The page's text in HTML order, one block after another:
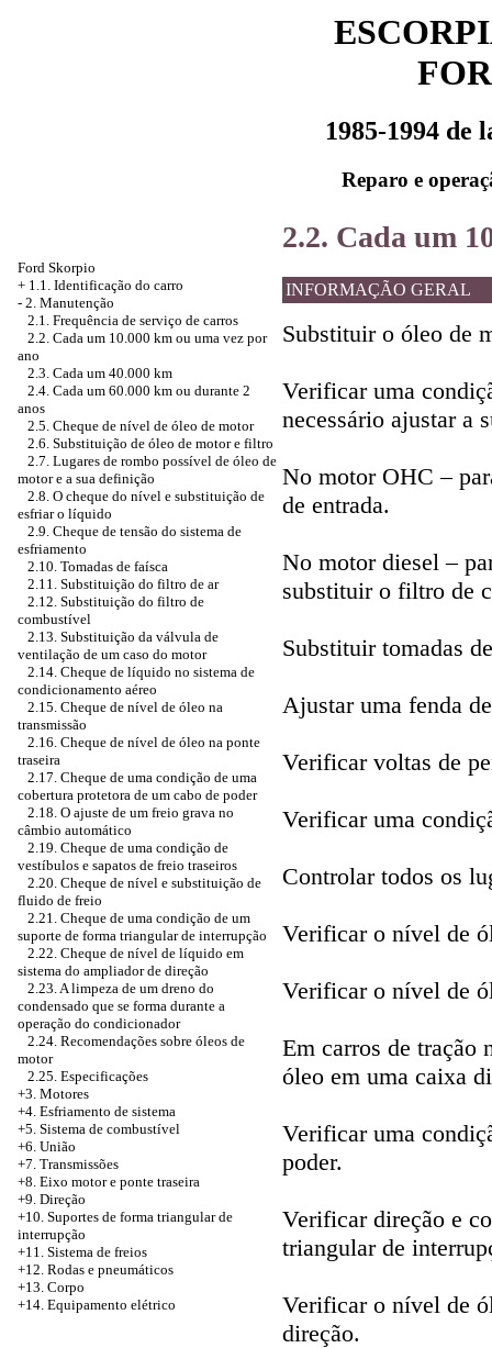
1985-1994 de
Reparo e
Ford Skorpio
+ 1.1. Identificação do carro
- 2. Manutenção
2.1. Frequência de serviço de carros
2.2. Cada um 10.000 km ou uma vez por
ano
2.3. Cada um 40.000 km
2.4. Cada um 60.000 km ou durante 2
anos
2.5. Cheque de nível de óleo de motor
2.6. Substituição de óleo de motor e filtro
2.7. Lugares de rombo possível de óleo de
motor e a sua definição
2.8. O cheque do nível e substituição de
esfriar o líquido
2.9. Cheque de tensão do sistema de
esfriamento
2.10. Tomadas de faísca
2.11. Substituição do filtro de ar
2.12. Substituição do filtro de
combustível
2.13. Substituição da válvula de
ventilação de um caso do motor
2.14. Cheque de líquido no sistema de
condicionamento aéreo
2.15. Cheque de nível de óleo na
transmissão
2.16. Cheque de nível de óleo na ponte
traseira
2.17. Cheque de uma condição de uma
cobertura protetora de um cabo de poder
2.18. O ajuste de um freio grava no
câmbio automático
2.19. Cheque de uma condição de
vestíbulos e sapatos de freio traseiros
2.20. Cheque de nível e substituição de
fluido de freio
2.21. Cheque de uma condição de um
suporte de forma triangular de interrupção
2.22. Cheque de nível de líquido em
sistema do ampliador de direção
2.23. A limpeza de um dreno do
condensado que se forma durante a
operação do condicionador
2.24. Recomendações sobre óleos de
motor
2.25. Especificações
+3. Motores
+4. Esfriamento de sistema
+5. Sistema de combustível
+6. União
+7. Transmissões
+8. Eixo motor e ponte traseira
+9. Direção
+10. Suportes de forma triangular de
interrupção
+11. Sistema de freios
+12. Rodas e pneumáticos
+13. Corpo
+14. Equipamento elétrico
2.2. Cada um
INFORMAÇÃO GERAL
Substituir o óleo de
Verificar uma
necessário ajustar a
No motor OHC –
de entrada.
No motor diesel –
substituir o filtro de
Substituir tomadas
Ajustar uma fenda
Verificar voltas de
Verificar uma
Controlar todos os
Verificar o nível de
Verificar o nível de
Em carros de tração
óleo em uma caixa
Verificar uma
poder.
Verificar direção e
triangular de
Verificar o nível de
direção.